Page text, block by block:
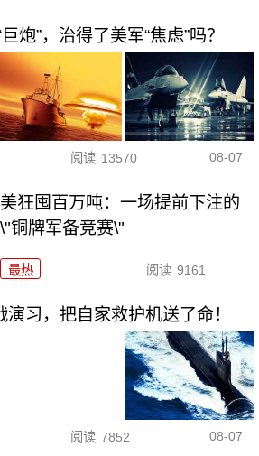
炮”，治得了美军“焦虑”吗？
阅读 13570 08-07
美狂囤百万吨：一场提前下注的
\"铜牌军备竞赛\"
最热 阅读 9161
习，把自家救护机送了命！
阅读 7852 08-07